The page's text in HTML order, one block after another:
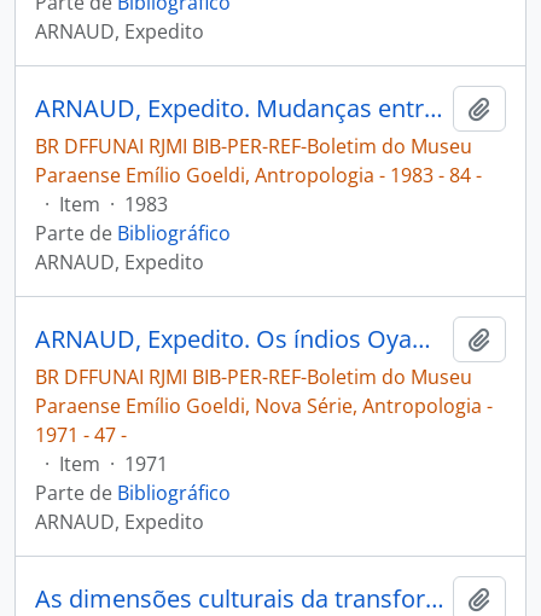
ARNAUD, Expedito
ARNAUD, Expedito. Mudanças entre os grupos indígenas tupi da região do Tocantins-Xingu [Boletim do Museu Paraense Emílio Goeldi, Antropologia: [Bacia Amazônica]]
BR DFFUNAI RJMI BIB-PER-REF-Boletim do Museu
Paraense Emílio Goeldi, Antropologia - 1983 - 84 -
· Item · 1983
Parte de Bibliográfico
ARNAUD, Expedito
ARNAUD, Expedito. Os índios Oyampik e Emerilon [Rio Oiapoque]; referências sôbre o passado e o presente [Boletim do Museu Paraense Emílio Goeldi, Nova Série, Antropologia]
BR DFFUNAI RJMI BIB-PER-REF-Boletim do Museu
Paraense Emílio Goeldi, Nova Série, Antropologia -
1971 - 47 -
· Item · 1971
Parte de Bibliográfico
ARNAUD, Expedito
As dimensões culturais da transformação global